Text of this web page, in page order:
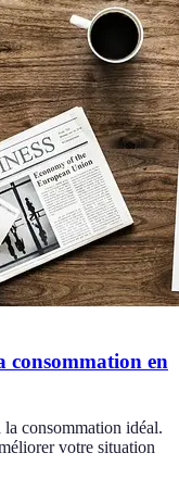
consommation en
consommation idéal.
votre situation